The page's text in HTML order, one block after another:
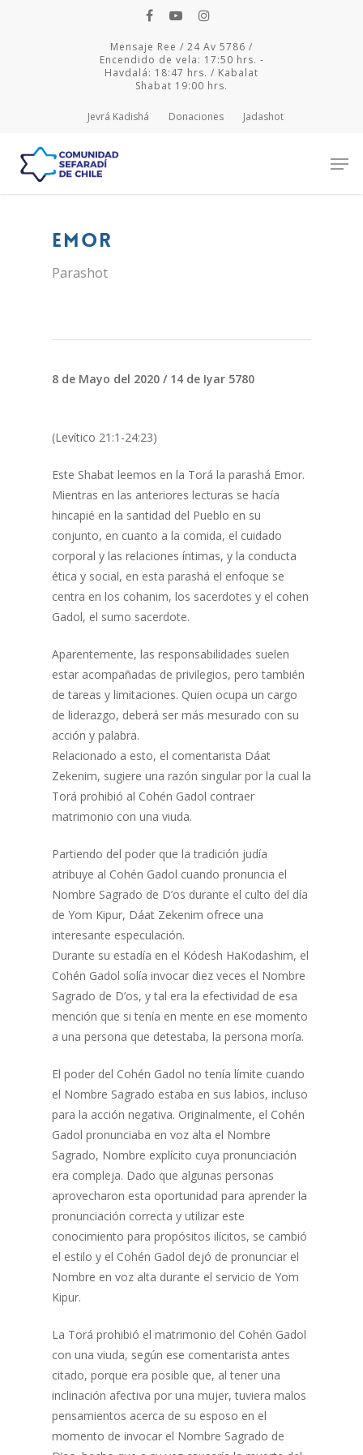
Mensaje Ree / 24 Av 5786 /
Encendido de vela: 17:50 hrs. -
Havdalá: 18:47 hrs. / Kabalat
Shabat 19:00 hrs.
Jevrá Kadishá Donaciones Jadashot
Hit enter to search or ESC to close
Emor
Parashot
8 de Mayo del 2020 / 14 de Iyar 5780
(Levítico 21:1-24:23)
Este Shabat leemos en la Torá la parashá Emor.
Mientras en las anteriores lecturas se hacía
hincapié en la santidad del Pueblo en su
conjunto, en cuanto a la comida, el cuidado
corporal y las relaciones íntimas, y la conducta
ética y social, en esta parashá el enfoque se
centra en los cohanim, los sacerdotes y el cohen
Gadol, el sumo sacerdote.
Aparentemente, las responsabilidades suelen
estar acompañadas de privilegios, pero también
de tareas y limitaciones. Quien ocupa un cargo
de liderazgo, deberá ser más mesurado con su
acción y palabra.
Relacionado a esto, el comentarista Dáat
Zekenim, sugiere una razón singular por la cual la
Torá prohibió al Cohén Gadol contraer
matrimonio con una viuda.
Partiendo del poder que la tradición judía
atribuye al Cohén Gadol cuando pronuncia el
Nombre Sagrado de D’os durante el culto del día
de Yom Kipur, Dáat Zekenim ofrece una
interesante especulación.
Durante su estadía en el Kódesh HaKodashim, el
Cohén Gadol solía invocar diez veces el Nombre
Sagrado de D’os, y tal era la efectividad de esa
mención que si tenía en mente en ese momento
a una persona que detestaba, la persona moría.
El poder del Cohén Gadol no tenía límite cuando
el Nombre Sagrado estaba en sus labios, incluso
para la acción negativa. Originalmente, el Cohén
Gadol pronunciaba en voz alta el Nombre
Sagrado, Nombre explícito cuya pronunciación
era compleja. Dado que algunas personas
aprovecharon esta oportunidad para aprender la
pronunciación correcta y utilizar este
conocimiento para propósitos ilícitos, se cambió
el estilo y el Cohén Gadol dejó de pronunciar el
Nombre en voz alta durante el servicio de Yom
Kipur.
La Torá prohibió el matrimonio del Cohén Gadol
con una viuda, según ese comentarista antes
citado, porque era posible que, al tener una
inclinación afectiva por una mujer, tuviera malos
pensamientos acerca de su esposo en el
momento de invocar el Nombre Sagrado de